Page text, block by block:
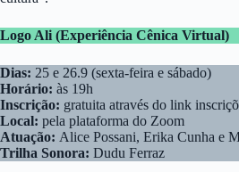
Logo Ali (Experiência Cênica Virtual)
Dias: 25 e 26.9 (sexta-feira e sábado)
Horário: às 19h
Inscrição: gratuita através do link
Local: pela plataforma do Zoom
Atuação: Alice Possani, Erika Cunha e
Trilha Sonora: Dudu Ferraz